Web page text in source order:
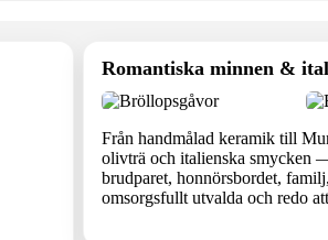
Romantiska minnen &
Från handmålad keramik till
olivträ och italienska smycken
brudparet, honnörsbordet,
omsorgsfullt utvalda och redo